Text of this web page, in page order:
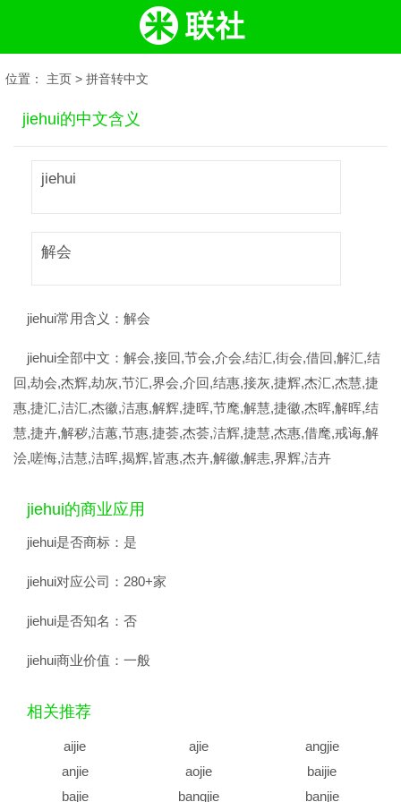
位置： 主页 > 拼音转中文
jiehui的中文含义
jiehui
解会
jiehui常用含义： 解会
jiehui全部中文： 解会,接回,节会,介会,结汇,街会,借回,解汇,结
回,劫会,杰辉,劫灰,节汇,界会,介回,结惠,接灰,捷辉,杰汇,杰慧,捷
惠,捷汇,洁汇,杰徽,洁惠,解辉,捷晖,节麾,解慧,捷徽,杰晖,解晖,结
慧,捷卉,解秽,洁蕙,节惠,捷荟,杰荟,洁辉,捷慧,杰惠,借麾,戒诲,解
浍,嗟悔,洁慧,洁晖,揭辉,皆惠,杰卉,解徽,解恚,界辉,洁卉
jiehui的商业应用
jiehui是否商标： 是
jiehui对应公司： 280+家
jiehui是否知名： 否
jiehui商业价值： 一般
相关推荐
aijie ajie
angjie
anjie
aojie
baijie
bajie
bangjie banjie